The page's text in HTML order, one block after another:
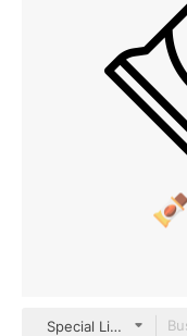
Special Lineal